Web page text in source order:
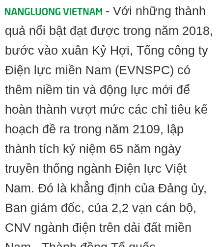
- Với những thành
quả nổi bật đạt được trong năm 2018,
bước vào xuân Kỷ Hợi, Tổng công ty
Điện lực miền Nam (EVNSPC) có
thêm niềm tin và động lực mới để
hoàn thành vượt mức các chỉ tiêu kế
hoạch đề ra trong năm 2109, lập
thành tích kỷ niệm 65 năm ngày
truyền thống ngành Điện lực Việt
Nam. Đó là khẳng định của Đảng ủy,
Ban giám đốc, của 2,2 vạn cán bộ,
CNV ngành điện trên dải đất miền